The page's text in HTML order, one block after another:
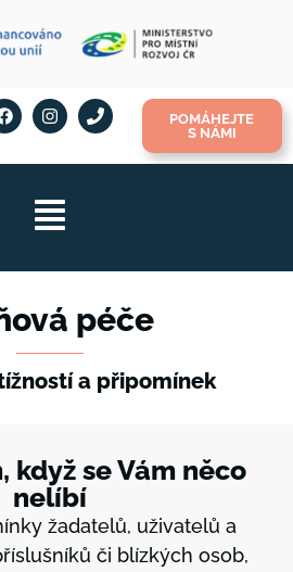
POMÁHEJTE
S NÁMI
péče
a připomínek
když se Vám něco
nelíbí
žadatelů, uživatelů a
či blízkých osob,